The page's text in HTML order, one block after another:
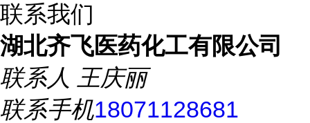
联系我们
湖北齐飞医药化工有限公司
联系人 王庆丽
联系手机18071128681